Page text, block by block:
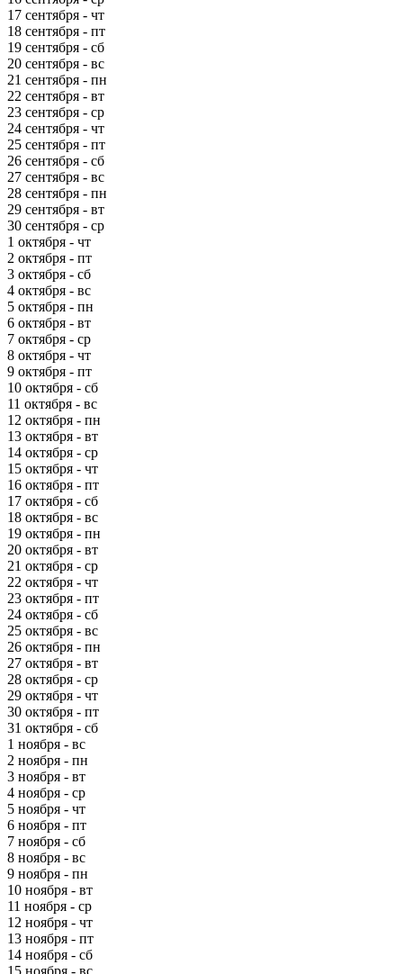
17 сентября - чт
18 сентября - пт
19 сентября - сб
20 сентября - вс
21 сентября - пн
22 сентября - вт
23 сентября - ср
24 сентября - чт
25 сентября - пт
26 сентября - сб
27 сентября - вс
28 сентября - пн
29 сентября - вт
30 сентября - ср
1 октября - чт
2 октября - пт
3 октября - сб
4 октября - вс
5 октября - пн
6 октября - вт
7 октября - ср
8 октября - чт
9 октября - пт
10 октября - сб
11 октября - вс
12 октября - пн
13 октября - вт
14 октября - ср
15 октября - чт
16 октября - пт
17 октября - сб
18 октября - вс
19 октября - пн
20 октября - вт
21 октября - ср
22 октября - чт
23 октября - пт
24 октября - сб
25 октября - вс
26 октября - пн
27 октября - вт
28 октября - ср
29 октября - чт
30 октября - пт
31 октября - сб
1 ноября - вс
2 ноября - пн
3 ноября - вт
4 ноября - ср
5 ноября - чт
6 ноября - пт
7 ноября - сб
8 ноября - вс
9 ноября - пн
10 ноября - вт
11 ноября - ср
12 ноября - чт
13 ноября - пт
14 ноября - сб
15 ноября - вс